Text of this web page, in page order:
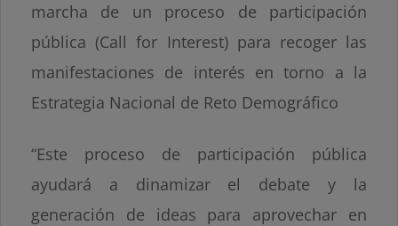
marcha de un proceso de participación
pública (Call for Interest) para recoger las
manifestaciones de interés en torno a la
Estrategia Nacional de Reto Demográfico
“Este proceso de participación pública
ayudará a dinamizar el debate y la
generación de ideas para aprovechar en